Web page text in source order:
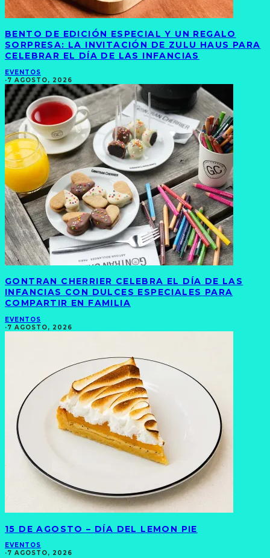
BENTO DE EDICIÓN ESPECIAL Y UN REGALO
SORPRESA: LA INVITACIÓN DE ZULU HAUS PARA
CELEBRAR EL DÍA DE LAS INFANCIAS
EVENTOS
·7 AGOSTO, 2026
GONTRAN CHERRIER CELEBRA EL DÍA DE LAS
INFANCIAS CON DULCES ESPECIALES PARA
COMPARTIR EN FAMILIA
EVENTOS
·7 AGOSTO, 2026
15 DE AGOSTO – DÍA DEL LEMON PIE
EVENTOS
·7 AGOSTO, 2026